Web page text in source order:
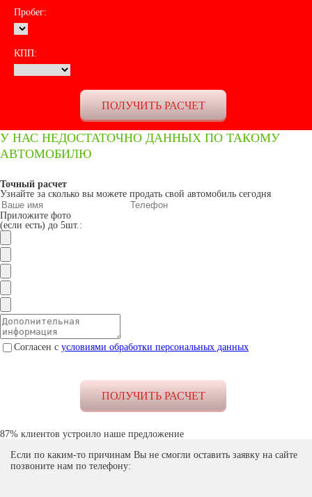
Пробег:
КПП:
У НАС НЕДОСТАТОЧНО ДАННЫХ ПО ТАКОМУ
АВТОМОБИЛЮ
Точный расчет
Узнайте за сколько вы можете продать свой автомобиль сегодня
Приложите фото
(если есть) до 5шт.:
Согласен с условиями обработки персональных данных
87% клиентов устроило наше предложение
Если по каким-то причинам Вы не смогли оставить заявку на сайте
позвоните нам по телефону: